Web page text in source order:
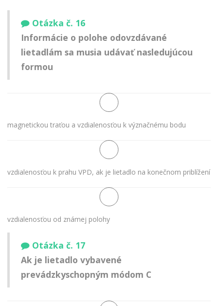
Otázka č. 16
Informácie o polohe odovzdávané
lietadlám sa musia udávať nasledujúcou
formou
magnetickou traťou a vzdialenosťou k význačnému bodu
vzdialenosťou k prahu VPD, ak je lietadlo na konečnom priblížení
vzdialenosťou od známej polohy
Otázka č. 17
Ak je lietadlo vybavené
prevádzkyschopným módom C